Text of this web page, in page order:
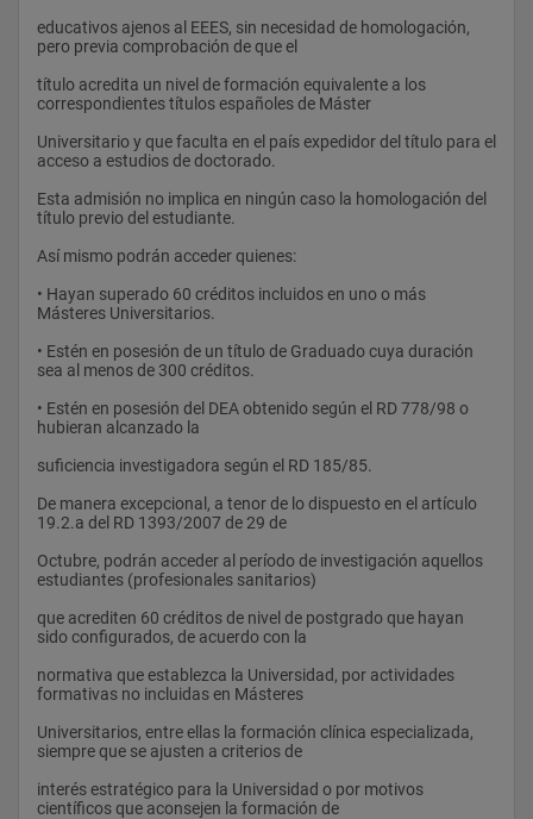
educativos ajenos al EEES, sin necesidad de homologación,
pero previa comprobación de que el
título acredita un nivel de formación equivalente a los
correspondientes títulos españoles de Máster
Universitario y que faculta en el país expedidor del título para el
acceso a estudios de doctorado.
Esta admisión no implica en ningún caso la homologación del
título previo del estudiante.
Así mismo podrán acceder quienes:
• Hayan superado 60 créditos incluidos en uno o más
Másteres Universitarios.
• Estén en posesión de un título de Graduado cuya duración
sea al menos de 300 créditos.
• Estén en posesión del DEA obtenido según el RD 778/98 o
hubieran alcanzado la
suficiencia investigadora según el RD 185/85.
De manera excepcional, a tenor de lo dispuesto en el artículo
19.2.a del RD 1393/2007 de 29 de
Octubre, podrán acceder al período de investigación aquellos
estudiantes (profesionales sanitarios)
que acrediten 60 créditos de nivel de postgrado que hayan
sido configurados, de acuerdo con la
normativa que establezca la Universidad, por actividades
formativas no incluidas en Másteres
Universitarios, entre ellas la formación clínica especializada,
siempre que se ajusten a criterios de
interés estratégico para la Universidad o por motivos
científicos que aconsejen la formación de